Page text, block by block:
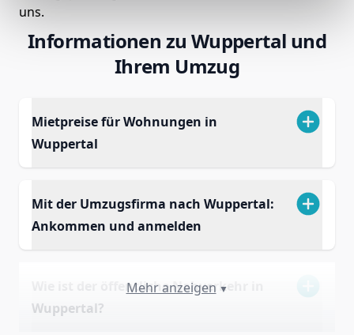
uns.
Informationen zu Wuppertal und
Ihrem Umzug
Mietpreise für Wohnungen in
Wuppertal
Mit der Umzugsfirma nach Wuppertal:
Ankommen und anmelden
Wie ist der öffentliche Nahverkehr in
Wuppertal?
Mehr anzeigen ▼